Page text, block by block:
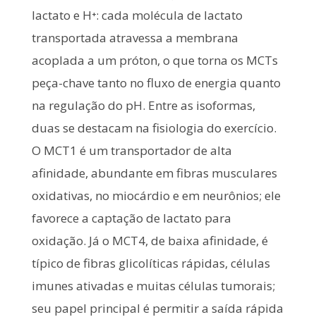
lactato e H⁺: cada molécula de lactato
transportada atravessa a membrana
acoplada a um próton, o que torna os MCTs
peça-chave tanto no fluxo de energia quanto
na regulação do pH. Entre as isoformas,
duas se destacam na fisiologia do exercício.
O MCT1 é um transportador de alta
afinidade, abundante em fibras musculares
oxidativas, no miocárdio e em neurônios; ele
favorece a captação de lactato para
oxidação. Já o MCT4, de baixa afinidade, é
típico de fibras glicolíticas rápidas, células
imunes ativadas e muitas células tumorais;
seu papel principal é permitir a saída rápida